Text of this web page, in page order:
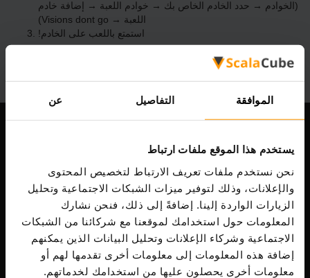
الموافقة التفاصيل عن
يستخدم هذا الموقع ملفات ارتباط
نحن نستخدم ملفات تعريف الارتباط لتخصيص المحتوى
والإعلانات، وذلك لتوفير ميزات الشبكات الاجتماعية وتحليل
الزيارات الواردة إلينا. إضافةً إلى ذلك، فنحن نشارك
المعلومات حول استخدامك لموقعنا مع شركائنا من الشبكات
الاجتماعية وشركاء الإعلانات وتحليل البيانات الذين يمكنهم
إضافة هذه المعلومات إلى معلومات أخرى تقدمها لهم أو
معلومات أخرى يحصلون عليها من استخدامك لخدماتهم.
(الخوادم → حدد الخادم الخاص بك → خوادم اللعبة → إضافة خادم
اللعبة → Visions dont go)
استمتع باللعب على الخادم!
Scalable Hosting Solutions OÜ
رمز التسجيل: 14652605
ضريبة الشراء: EE102133820
عنوان: Harju maakond, Tallinn, Kesklinna linnaosa,
Vesivärava tn 50-201, 10152